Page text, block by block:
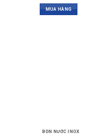
MUA HÀNG
BỒN NƯỚC INOX